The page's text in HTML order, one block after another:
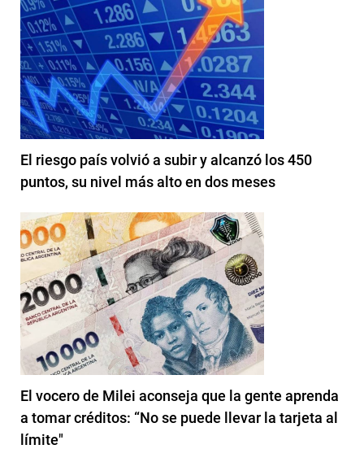
El riesgo país volvió a subir y alcanzó los 450
puntos, su nivel más alto en dos meses
El vocero de Milei aconseja que la gente aprenda
a tomar créditos: “No se puede llevar la tarjeta al
límite"